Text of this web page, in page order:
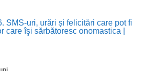
SMS-uri, urări și felicitări care pot fi
care îşi sărbătoresc onomastica |